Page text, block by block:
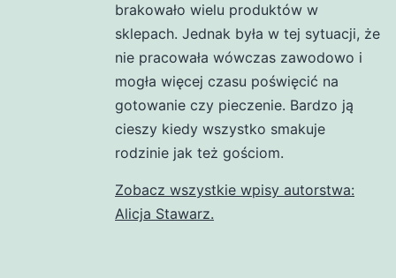
brakowało wielu produktów w
sklepach. Jednak była w tej sytuacji, że
nie pracowała wówczas zawodowo i
mogła więcej czasu poświęcić na
gotowanie czy pieczenie. Bardzo ją
cieszy kiedy wszystko smakuje
rodzinie jak też gościom.
Zobacz wszystkie wpisy autorstwa:
Alicja Stawarz.